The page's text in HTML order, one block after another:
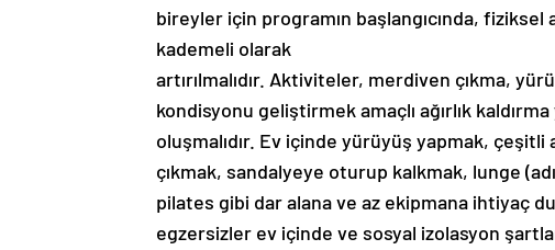
bireyler için programın başlangıcında,
kademeli olarak
artırılmalıdır. Aktiviteler, merdiven çıkma,
kondisyonu geliştirmek amaçlı ağırlık
oluşmalıdır. Ev içinde yürüyüş yapmak, çeşitli
çıkmak, sandalyeye oturup kalkmak, lunge
pilates gibi dar alana ve az ekipmana ihtiyaç
egzersizler ev içinde ve sosyal izolasyon